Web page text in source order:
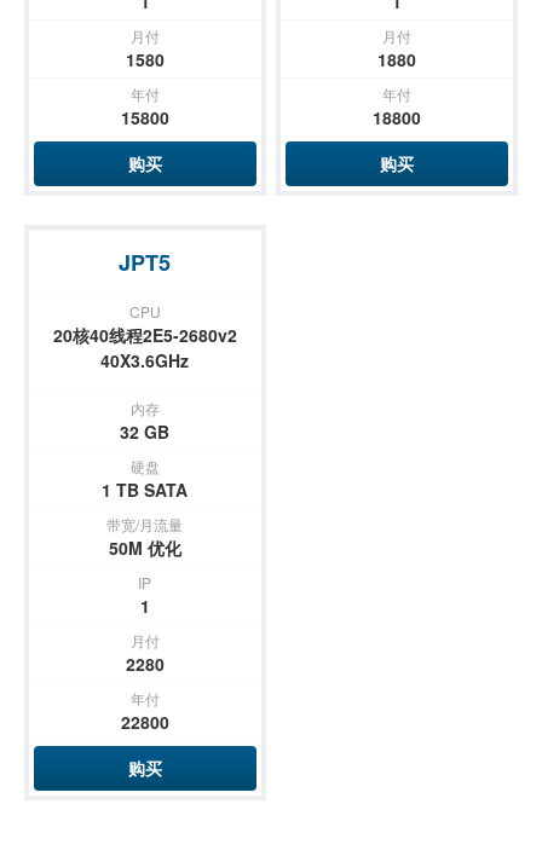
月付
1580
年付
15800
购买
月付
1880
年付
18800
购买
JPT5
CPU
20核40线程2E5-2680v2
40X3.6GHz
内存
32 GB
硬盘
1 TB SATA
带宽/月流量
50M 优化
IP
1
月付
2280
年付
22800
购买